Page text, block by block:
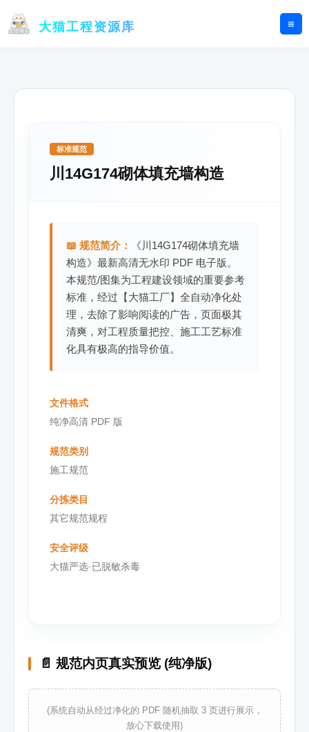
大猫工程资源库
标准规范
川14G174砌体填充墙构造
📖 规范简介：
《川14G174砌体填充墙
构造》最新高清无水印 PDF 电子版。
本规范/图集为工程建设领域的重要参考
标准，经过【大猫工厂】全自动净化处
理，去除了影响阅读的广告，页面极其
清爽，对工程质量把控、施工工艺标准
化具有极高的指导价值。
文件格式
纯净高清 PDF 版
规范类别
施工规范
分拣类目
其它规范规程
安全评级
大猫严选·已脱敏杀毒
📄 规范内页真实预览 (纯净版)
(系统自动从经过净化的 PDF 随机抽取 3 页进行展示，
放心下载使用)